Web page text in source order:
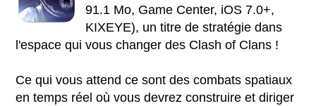
91.1 Mo, Game Center, iOS 7.0+,
KIXEYE), un titre de stratégie dans
l'espace qui vous changer des Clash of Clans !
Ce qui vous attend ce sont des combats spatiaux
en temps réel où vous devrez construire et diriger